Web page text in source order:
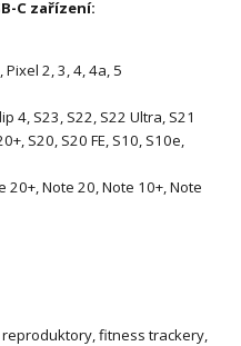
C zařízení:
Pixel 2, 3, 4, 4a, 5
4, S23, S22, S22 Ultra, S21
S20, S20 FE, S10, S10e,
20+, Note 20, Note 10+, Note
fitness trackery,